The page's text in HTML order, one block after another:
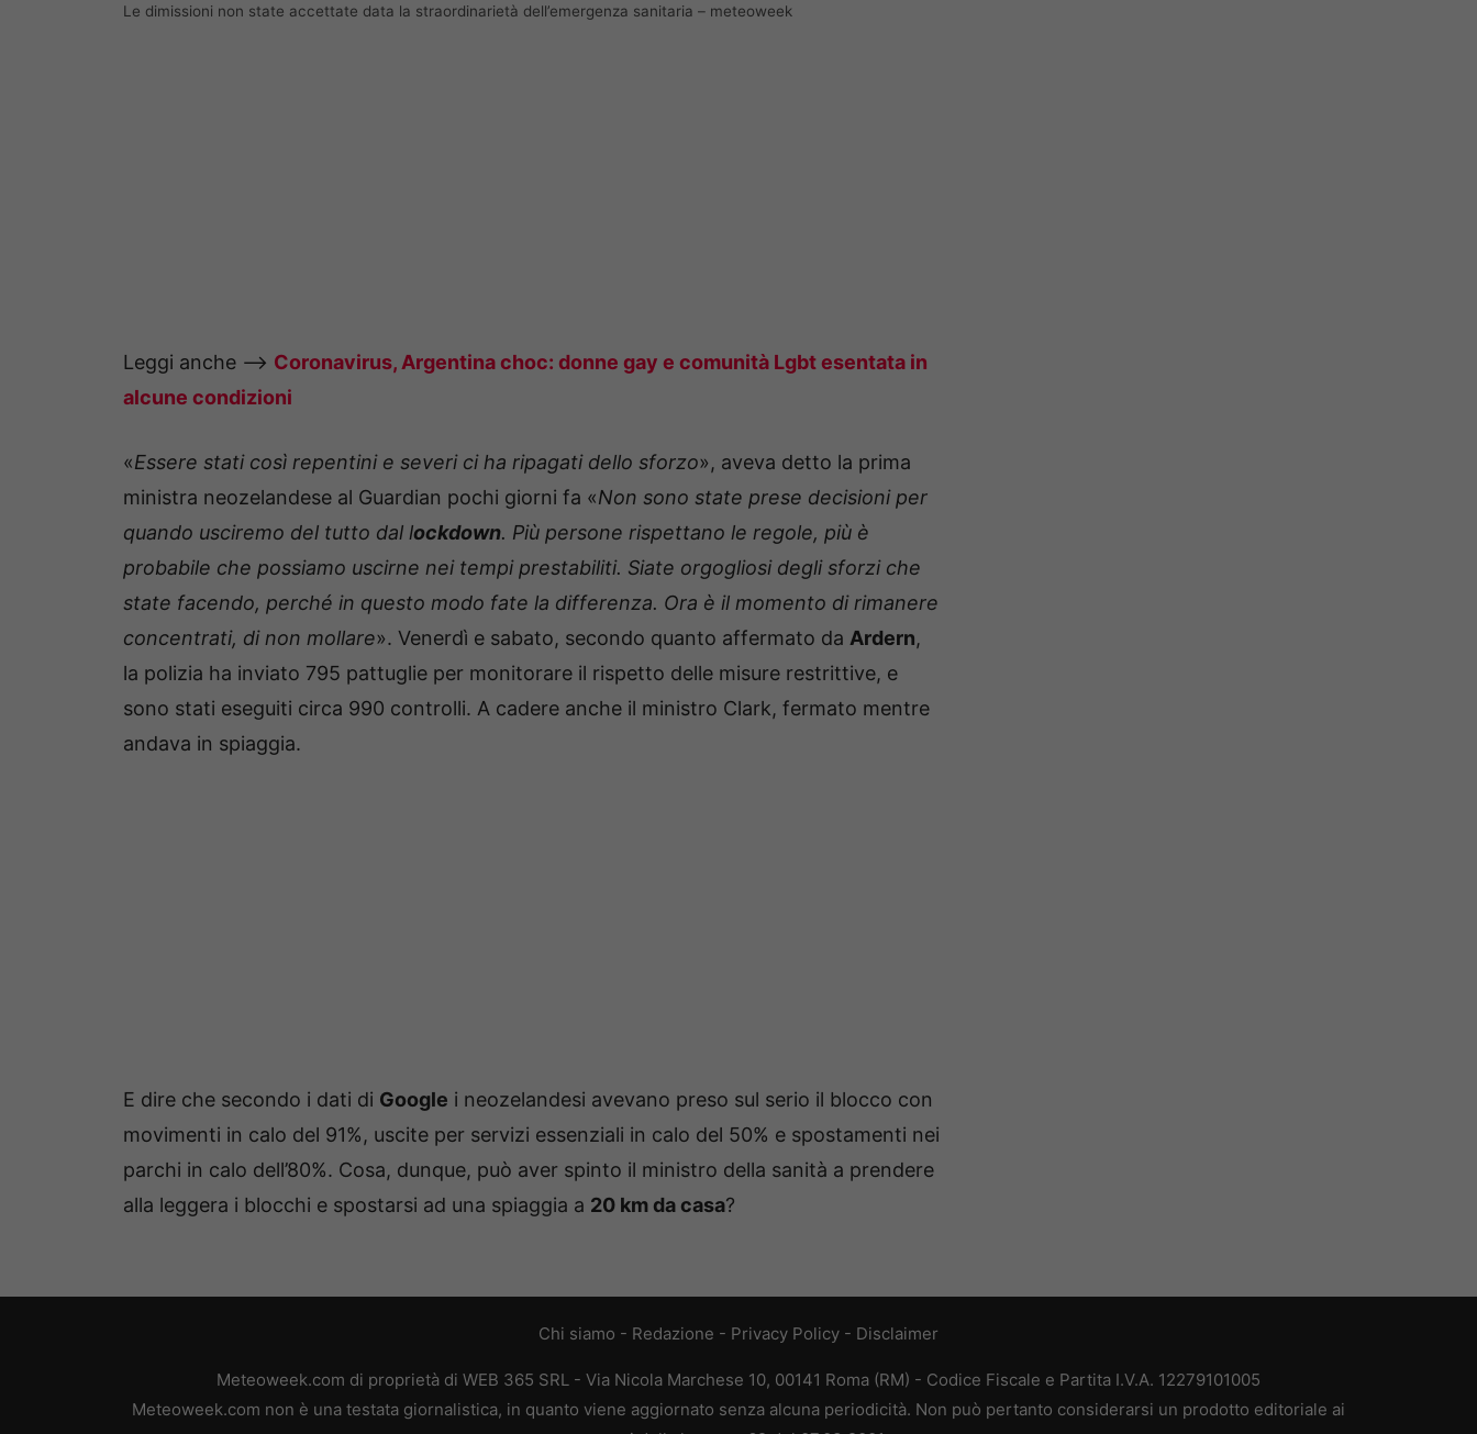
Le dimissioni non state accettate data la straordinarietà dell’emergenza sanitaria – meteoweek
Leggi anche –> Coronavirus, Argentina choc: donne gay e comunità Lgbt esentata in
alcune condizioni
«Essere stati così repentini e severi ci ha ripagati dello sforzo», aveva detto la prima
ministra neozelandese al Guardian pochi giorni fa «Non sono state prese decisioni per
quando usciremo del tutto dal lockdown. Più persone rispettano le regole, più è
probabile che possiamo uscirne nei tempi prestabiliti. Siate orgogliosi degli sforzi che
state facendo, perché in questo modo fate la differenza. Ora è il momento di rimanere
concentrati, di non mollare». Venerdì e sabato, secondo quanto affermato da Ardern,
la polizia ha inviato 795 pattuglie per monitorare il rispetto delle misure restrittive, e
sono stati eseguiti circa 990 controlli. A cadere anche il ministro Clark, fermato mentre
andava in spiaggia.
E dire che secondo i dati di Google i neozelandesi avevano preso sul serio il blocco con
movimenti in ​​calo del 91%, uscite per servizi essenziali in calo del 50% e spostamenti nei
parchi in calo dell’80%. Cosa, dunque, può aver spinto il ministro della sanità a prendere
alla leggera i blocchi e spostarsi ad una spiaggia a 20 km da casa?
Chi siamo - Redazione - Privacy Policy - Disclaimer
Meteoweek.com di proprietà di WEB 365 SRL - Via Nicola Marchese 10, 00141 Roma (RM) - Codice Fiscale e Partita I.V.A. 12279101005
Meteoweek.com non è una testata giornalistica, in quanto viene aggiornato senza alcuna periodicità. Non può pertanto considerarsi un prodotto editoriale ai